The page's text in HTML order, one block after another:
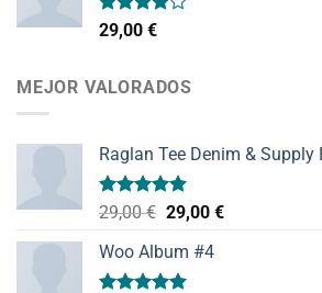
Valorado
con
29,00 €
MEJOR VALORADOS
Raglan Tee Denim & Supply
Valorado
de 5
29,00€ El
original
era:
29,00 €El
Woo Album #4